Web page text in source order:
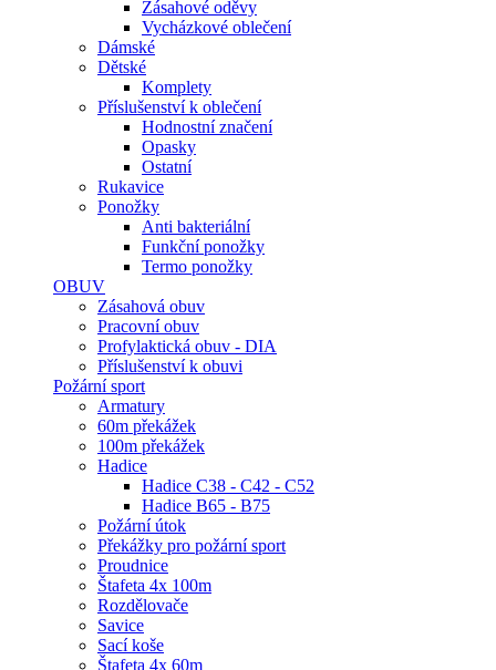
Zásahové oděvy
Vycházkové oblečení
Dámské
Dětské
Komplety
Příslušenství k oblečení
Hodnostní značení
Opasky
Ostatní
Rukavice
Ponožky
Anti bakteriální
Funkční ponožky
Termo ponožky
OBUV
Zásahová obuv
Pracovní obuv
Profylaktická obuv - DIA
Příslušenství k obuvi
Požární sport
Armatury
60m překážek
100m překážek
Hadice
Hadice C38 - C42 - C52
Hadice B65 - B75
Požární útok
Překážky pro požární sport
Proudnice
Štafeta 4x 100m
Rozdělovače
Savice
Sací koše
Štafeta 4x 60m